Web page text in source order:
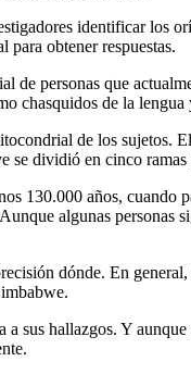
identificar los
obtener respuestas.
personas que
chasquidos de la
de los sujetos.
se dividió en cinco ramas
130.000 años, cuando
algunas personas
dónde. En
hallazgos. Y